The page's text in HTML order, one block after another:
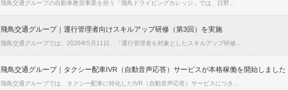
飛鳥交通グループの自動車教習事業を担う「飛鳥ドライビングカレッジ」では、日野...
飛鳥交通グループ｜運行管理者向けスキルアップ研修（第3回）を実施
飛鳥交通グループでは、2026年5月11日、「運行管理者を対象としたスキルアップ研修...
飛鳥交通グループ｜タクシー配車IVR（自動音声応答）サービスが本格稼働を開始しました
飛鳥交通グループでは、タクシー配車に特化したIVR（自動音声応答）サービスにつき...